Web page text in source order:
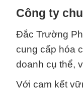
Công ty
Đắc Trường
cung cấp hóa
doanh cụ thể,
Với cam kết